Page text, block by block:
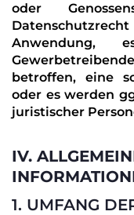
oder
betroffen, eine
oder es werden
juristischer
IV.
1. UMFANG